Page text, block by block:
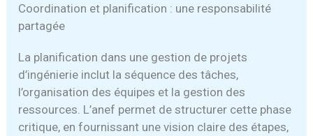
Coordination et planification : une responsabilité
partagée
La planification dans une gestion de projets
d’ingénierie inclut la séquence des tâches,
l’organisation des équipes et la gestion des
ressources. L’anef permet de structurer cette phase
critique, en fournissant une vision claire des étapes,